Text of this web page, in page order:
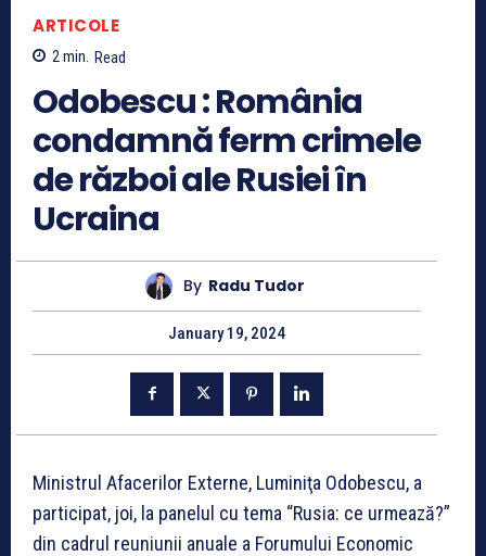
ARTICOLE
2min. Read
Odobescu : România
condamnă ferm crimele
de război ale Rusiei în
Ucraina
By Radu Tudor
January 19, 2024
Ministrul Afacerilor Externe, Luminiţa Odobescu, a
participat, joi, la panelul cu tema “Rusia: ce urmează?”
din cadrul reuniunii anuale a Forumului Economic